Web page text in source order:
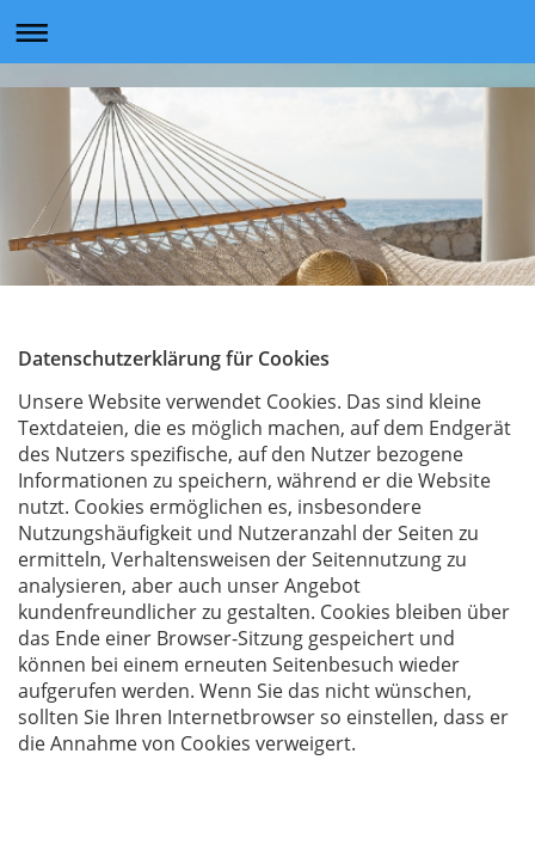
Datenschutzerklärung für Cookies
Unsere Website verwendet Cookies. Das sind kleine
Textdateien, die es möglich machen, auf dem Endgerät
des Nutzers spezifische, auf den Nutzer bezogene
Informationen zu speichern, während er die Website
nutzt. Cookies ermöglichen es, insbesondere
Nutzungshäufigkeit und Nutzeranzahl der Seiten zu
ermitteln, Verhaltensweisen der Seitennutzung zu
analysieren, aber auch unser Angebot
kundenfreundlicher zu gestalten. Cookies bleiben über
das Ende einer Browser-Sitzung gespeichert und
können bei einem erneuten Seitenbesuch wieder
aufgerufen werden. Wenn Sie das nicht wünschen,
sollten Sie Ihren Internetbrowser so einstellen, dass er
die Annahme von Cookies verweigert.